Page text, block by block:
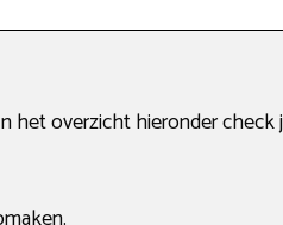
het overzicht hieronder check